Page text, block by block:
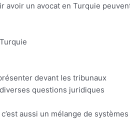
un avocat en Turquie
devant les tribunaux
questions juridiques
aussi un mélange de